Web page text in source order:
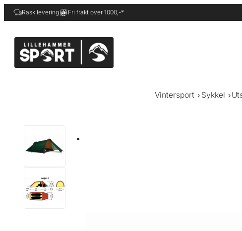
Hopp
til
Rask levering Fri frakt over 1000,-*
Vintersport Sykkel